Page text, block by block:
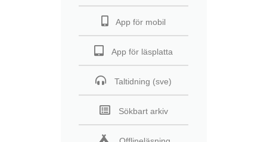
App för mobil
App för läsplatta
Taltidning (sve)
Sökbart arkiv